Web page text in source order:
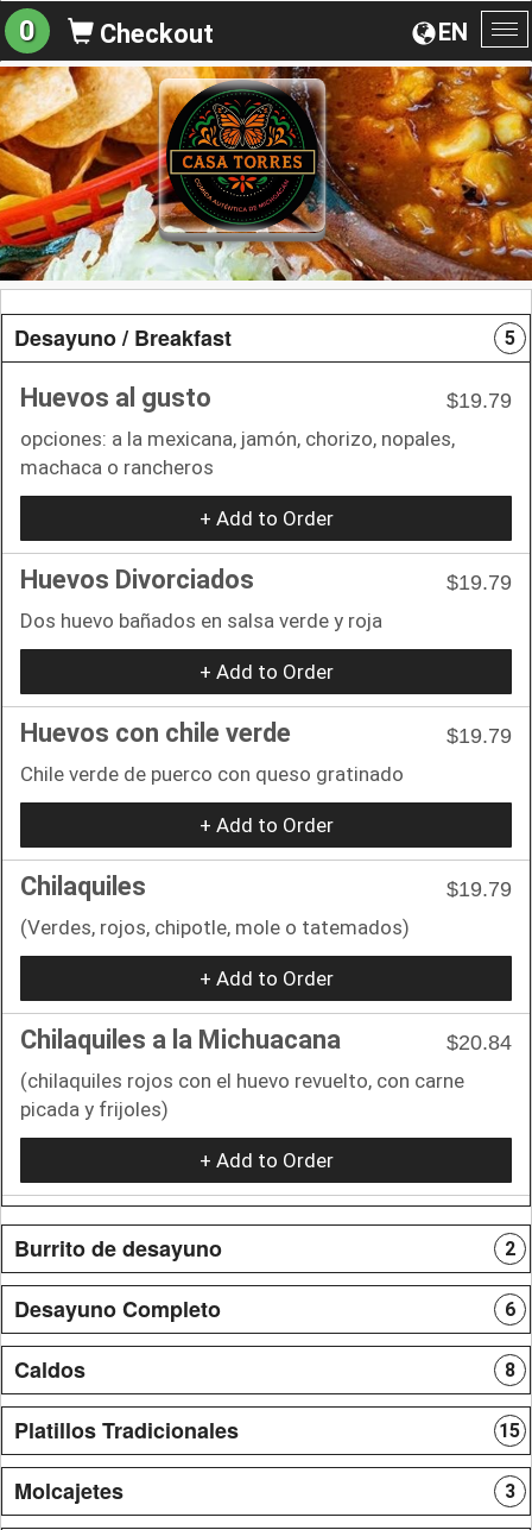
EN
0 Checkout
Desayuno / Breakfast 5
Huevos al gusto
$19.79
opciones: a la mexicana, jamón, chorizo, nopales,
machaca o rancheros
+ Add to Order
Huevos Divorciados
$19.79
Dos huevo bañados en salsa verde y roja
+ Add to Order
Huevos con chile verde
$19.79
Chile verde de puerco con queso gratinado
+ Add to Order
Chilaquiles
$19.79
(Verdes, rojos, chipotle, mole o tatemados)
+ Add to Order
Chilaquiles a la Michuacana
$20.84
(chilaquiles rojos con el huevo revuelto, con carne
picada y frijoles)
+ Add to Order
Burrito de desayuno 2
Desayuno Completo 6
Caldos 8
Platillos Tradicionales 15
Molcajetes 3